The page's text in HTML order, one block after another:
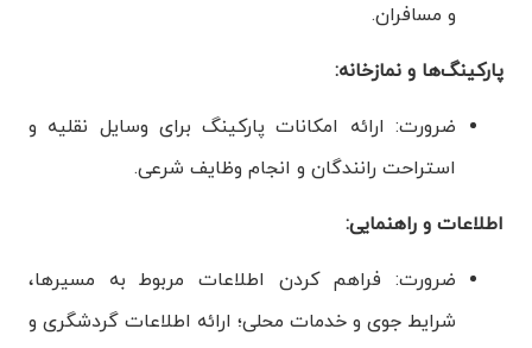
و مسافران.
پارکینگ‌ها و نمازخانه:
ضرورت: ارائه امکانات پارکینگ برای وسایل نقلیه و
استراحت رانندگان و انجام وظایف شرعی.
اطلاعات و راهنمایی:
ضرورت: فراهم کردن اطلاعات مربوط به مسیرها،
شرایط جوی و خدمات محلی؛ ارائه اطلاعات گردشگری و